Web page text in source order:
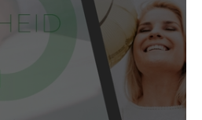
hoe doe je het nu juist? Lees
jij er als werkgever voor kan
jouw onderneming optimaal is.
artikel